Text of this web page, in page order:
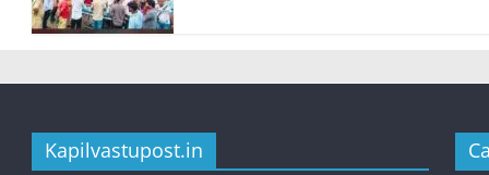
Kapilvastupost.in